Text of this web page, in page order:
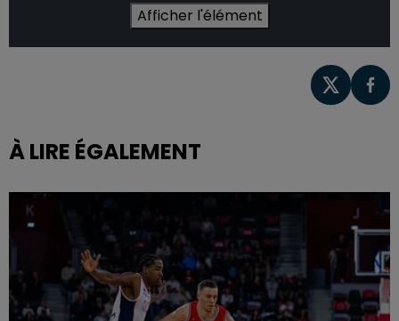
Afficher l'élément
À LIRE ÉGALEMENT